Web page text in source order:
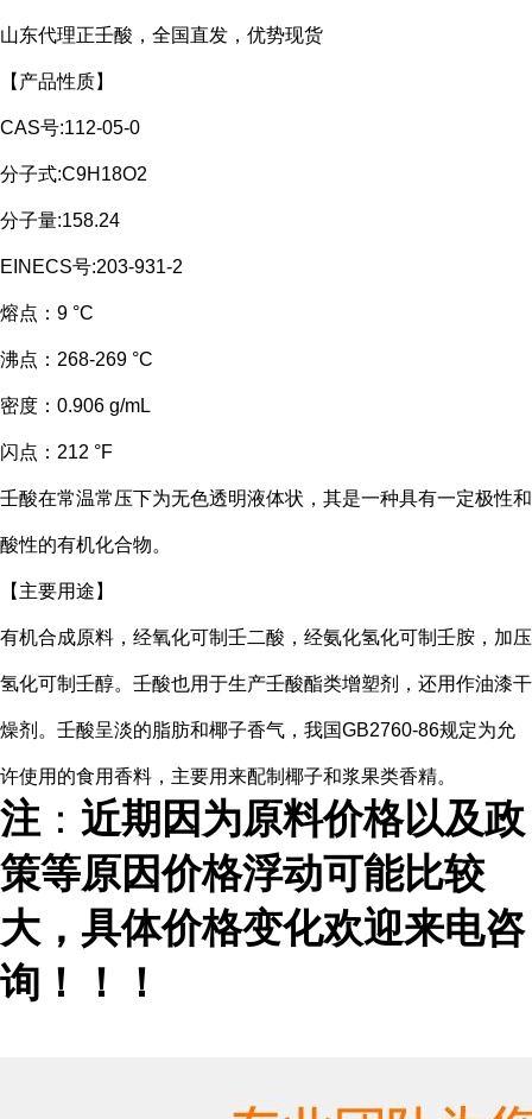
山东代理正壬酸，全国直发，优势现货
【产品性质】
CAS号:112-05-0
分子式:C9H18O2
分子量:158.24
EINECS号:203-931-2
熔点： 9 °C
沸点： 268-269 °C
密度： 0.906 g/mL
闪点： 212 °F
壬酸在常温常压下为无色透明液体状，其是一种具有一定极性和
酸性的有机化合物。
【主要用途】
有机合成原料，经氧化可制壬二酸，经氨化氢化可制壬胺，加压
氢化可制壬醇。壬酸也用于生产壬酸酯类增塑剂，还用作油漆干
燥剂。壬酸呈淡的脂肪和椰子香气，我国GB2760-86规定为允
许使用的食用香料，主要用来配制椰子和浆果类香精。
注 ： 近期因为原料价格以及政
策等原因价格浮动可能比较
大，具体价格变化欢迎来电咨
询！！！